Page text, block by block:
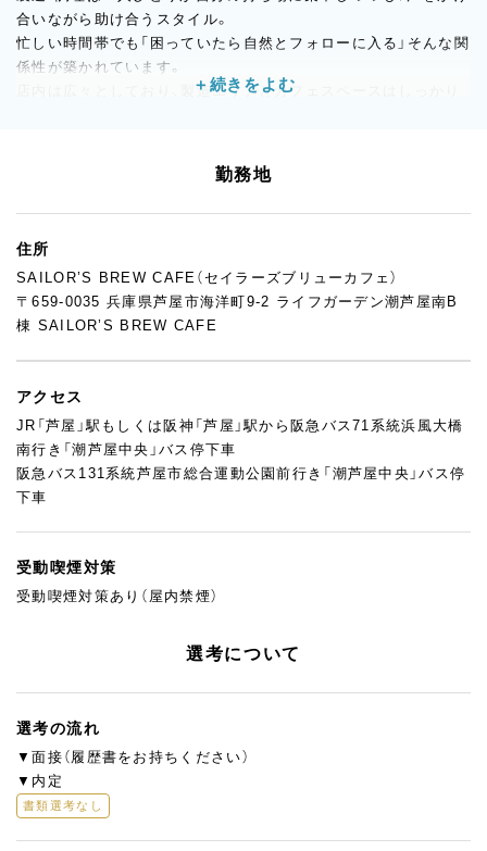
合いながら助け合うスタイル。
忙しい時間帯でも「困っていたら自然とフォローに入る」そんな関
係性が築かれています。
店内は広々としており、製造エリアとカフェスペースはしっかり
スタッフも、徐々にパン製造から盛り付けまで幅広く任されてい
まだオープンから1年未満の新しい店舗のため、商品づくりや売場
「チームでお店を育てていきたい」「意見を出しながら成長した
い」そんな方にぴったりの職場です。
勤務地
住所
SAILOR’S BREW CAFE（セイラーズブリューカフェ）
〒659-0035 兵庫県芦屋市海洋町9-2 ライフガーデン潮芦屋南B
棟 SAILOR’S BREW CAFE
アクセス
JR「芦屋」駅もしくは阪神「芦屋」駅から阪急バス71系統浜風大橋
南行き「潮芦屋中央」バス停下車
阪急バス131系統芦屋市総合運動公園前行き「潮芦屋中央」バス停
下車
受動喫煙対策
受動喫煙対策あり（屋内禁煙）
選考について
選考の流れ
▼面接（履歴書をお持ちください）
▼内定
書類選考なし